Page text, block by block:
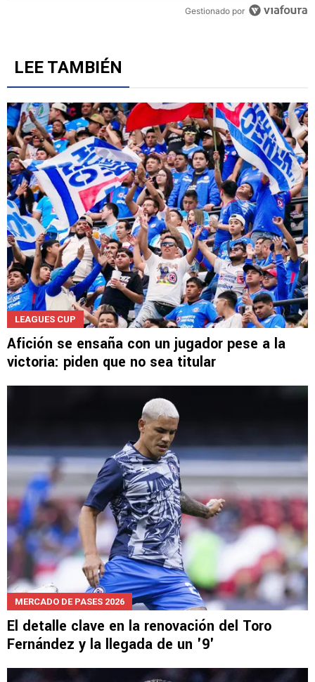
Gestionado por
LEE TAMBIÉN
LEAGUES CUP
Afición se ensaña con un jugador pese a la
victoria: piden que no sea titular
MERCADO DE PASES 2026
El detalle clave en la renovación del Toro
Fernández y la llegada de un '9'